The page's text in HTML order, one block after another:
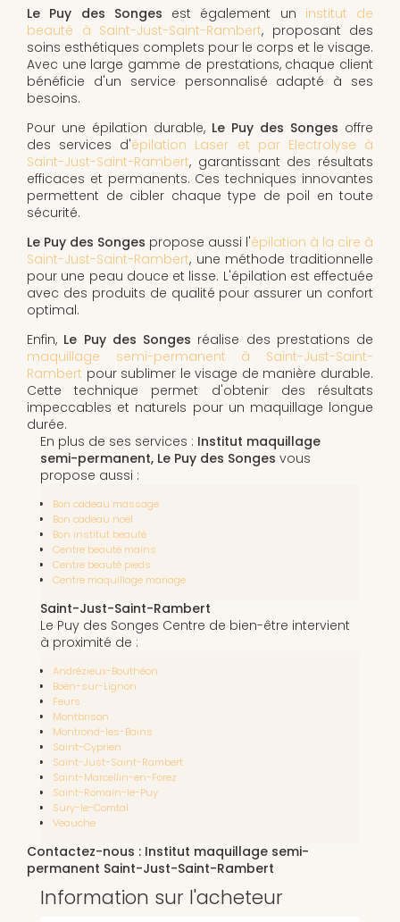
Le Puy des Songes est également un institut de
beauté à Saint-Just-Saint-Rambert, proposant des
soins esthétiques complets pour le corps et le visage.
Avec une large gamme de prestations, chaque client
bénéficie d'un service personnalisé adapté à ses
besoins.
Pour une épilation durable, Le Puy des Songes offre
des services d'épilation Laser et par Electrolyse à
Saint-Just-Saint-Rambert, garantissant des résultats
efficaces et permanents. Ces techniques innovantes
permettent de cibler chaque type de poil en toute
sécurité.
Le Puy des Songes propose aussi l'épilation à la cire à
Saint-Just-Saint-Rambert, une méthode traditionnelle
pour une peau douce et lisse. L'épilation est effectuée
avec des produits de qualité pour assurer un confort
optimal.
Enfin, Le Puy des Songes réalise des prestations de
maquillage semi-permanent à Saint-Just-Saint-
Rambert pour sublimer le visage de manière durable.
Cette technique permet d'obtenir des résultats
impeccables et naturels pour un maquillage longue
durée.
En plus de ses services : Institut maquillage
semi-permanent, Le Puy des Songes vous
propose aussi :
Bon cadeau massage
Bon cadeau noël
Bon institut beauté
Centre beauté mains
Centre beauté pieds
Centre maquillage mariage
Saint-Just-Saint-Rambert
Le Puy des Songes Centre de bien-être intervient
à proximité de :
Andrézieux-Bouthéon
Boën-sur-Lignon
Feurs
Montbrison
Montrond-les-Bains
Saint-Cyprien
Saint-Just-Saint-Rambert
Saint-Marcellin-en-Forez
Saint-Romain-le-Puy
Sury-le-Comtal
Veauche
Contactez-nous : Institut maquillage semi-
permanent Saint-Just-Saint-Rambert
Information sur l'acheteur